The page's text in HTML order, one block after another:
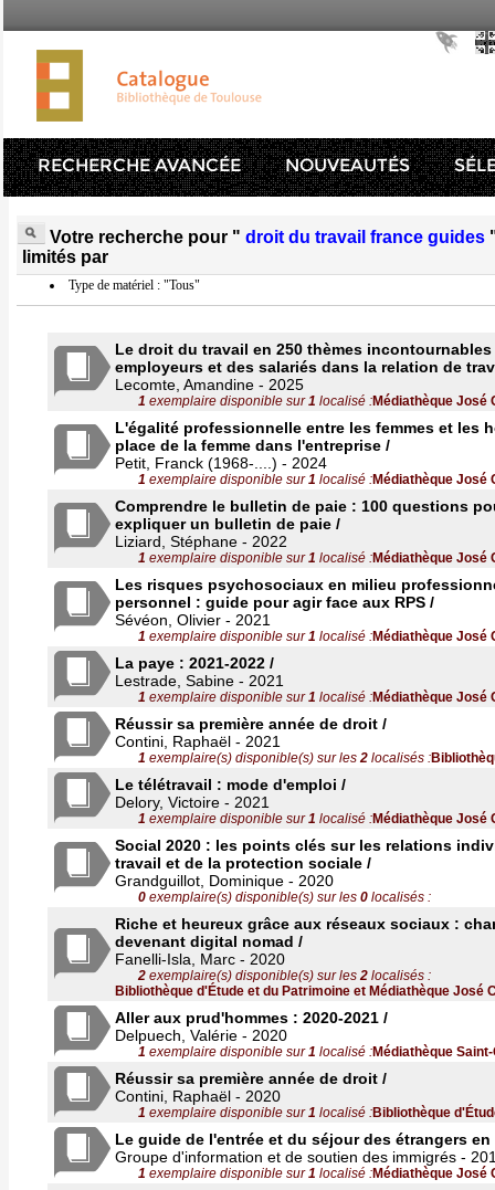
RECHERCHE AVANCÉE NOUVEAUTÉS
Votre recherche pour " droit du travail france guides
limités par
Type de matériel : "Tous"
Le droit du travail en 250 thèmes
employeurs et des salariés dans la relation de
Lecomte, Amandine - 2025
1 exemplaire disponible sur1 localisé :Médiathèque José
L'égalité professionnelle entre les femmes et les
place de la femme dans l'entreprise /
Petit, Franck (1968-....) - 2024
1 exemplaire disponible sur1 localisé :Médiathèque José
Comprendre le bulletin de paie : 100 questions
expliquer un bulletin de paie /
Liziard, Stéphane - 2022
1 exemplaire disponible sur1 localisé :Médiathèque José
Les risques psychosociaux en milieu
personnel : guide pour agir face aux RPS /
Sévéon, Olivier - 2021
1 exemplaire disponible sur1 localisé :Médiathèque José
La paye : 2021-2022 /
Lestrade, Sabine - 2021
1 exemplaire disponible sur1 localisé :Médiathèque José
Réussir sa première année de droit /
Contini, Raphaël - 2021
1 exemplaire(s) disponible(s) sur les2localisés :
Le télétravail : mode d'emploi /
Delory, Victoire - 2021
1 exemplaire disponible sur1 localisé :Médiathèque José
Social 2020 : les points clés sur les relations
travail et de la protection sociale /
Grandguillot, Dominique - 2020
0exemplaire(s) disponible(s) sur les 0localisés :
Riche et heureux grâce aux réseaux sociaux :
devenant digital nomad /
Fanelli-Isla, Marc - 2020
2exemplaire(s) disponible(s) sur les2localisés :
Bibliothèque d'Étude et du Patrimoine et Médiathèque José
Aller aux prud'hommes : 2020-2021 /
Delpuech, Valérie - 2020
1 exemplaire disponible sur1 localisé :Médiathèque
Réussir sa première année de droit /
Contini, Raphaël - 2020
1 exemplaire disponible sur1 localisé :Bibliothèque
Le guide de l'entrée et du séjour des étrangers en
Groupe d'information et de soutien des immigrés -
1 exemplaire disponible sur1 localisé :Médiathèque José